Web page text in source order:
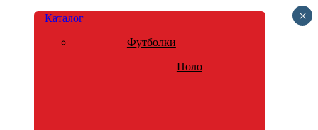
Каталог
Футболки
Поло
×